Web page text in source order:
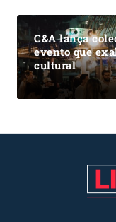
C&A lança
evento que
cultural